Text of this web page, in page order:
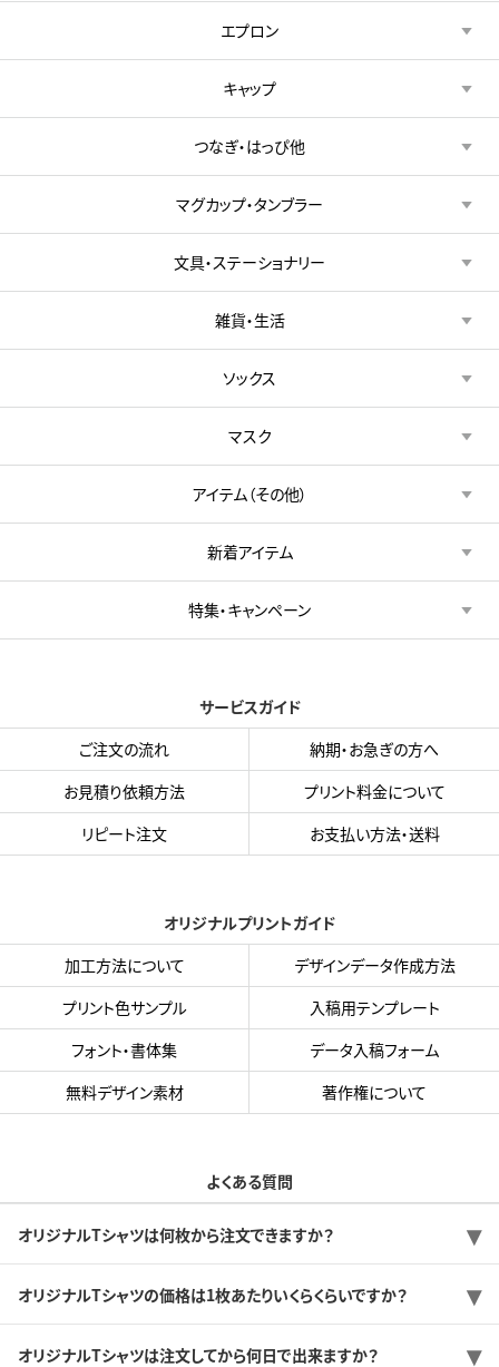
エプロン
キャップ
つなぎ・はっぴ他
マグカップ・タンブラー
文具・ステーショナリー
雑貨・生活
ソックス
マスク
アイテム（その他）
新着アイテム
特集・キャンペーン
サービスガイド
ご注文の流れ
納期・お急ぎの方へ
お見積り依頼方法
プリント料金について
リピート注文
お支払い方法・送料
オリジナルプリントガイド
加工方法について
デザインデータ作成方法
プリント色サンプル
入稿用テンプレート
フォント・書体集
データ入稿フォーム
無料デザイン素材
著作権について
よくある質問
オリジナルTシャツは何枚から注文できますか？
オリジナルTシャツの価格は1枚あたりいくらくらいですか？
オリジナルTシャツは注文してから何日で出来ますか？